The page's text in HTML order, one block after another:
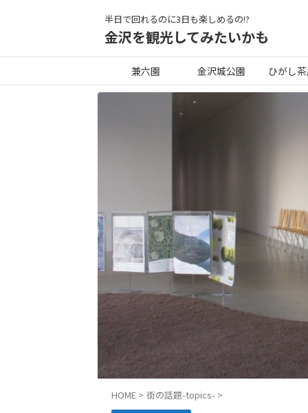
半日で回れるのに3日も楽しめるの!?
金沢を観光してみたいかも
兼六園 金沢城公園 ひがし
HOME > 街の話題-topics- >